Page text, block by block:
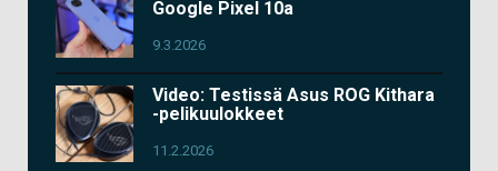
Google Pixel 10a
9.3.2026
Video: Testissä Asus ROG Kithara
-pelikuulokkeet
11.2.2026